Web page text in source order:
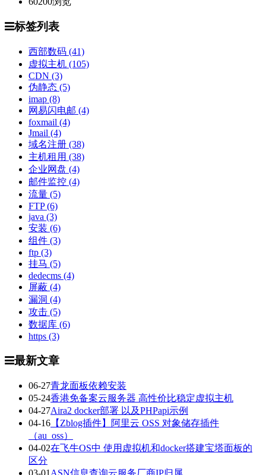
标签列表
西部数码 (41)
虚拟主机 (105)
CDN (3)
伪静态 (5)
imap (8)
网易闪电邮 (4)
foxmail (4)
Jmail (4)
域名注册 (38)
主机租用 (38)
企业网盘 (4)
邮件监控 (4)
流量 (5)
FTP(6)
java (3)
安装 (6)
组件 (3)
ftp (3)
挂马 (5)
dedecms (4)
屏蔽 (4)
漏洞 (4)
攻击 (5)
数据库 (6)
https (3)
最新文章
06-27青龙面板依赖安装
05-24香港免备案云服务器 高性价比稳定虚拟主机
04-27Aira2 docker部署 以及PHPapi示例
04-16 【Zblog插件】阿里云 OSS 对象储存插件
（au_oss）
04-02在飞牛OS中 使用虚拟机和docker搭建宝塔面板的
区分
03-01 ASN信息查询云服务厂商IP归属